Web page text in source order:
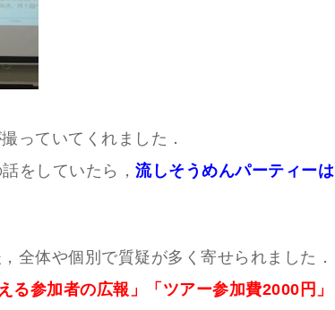
っていてくれました．
をしていたら， 流しそうめんパーティーは
全体や個別で質疑が多く寄せられました．
る参加者の広報」「ツアー参加費2000円」